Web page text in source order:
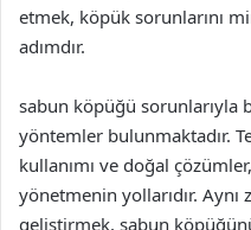
etmek, köpük sorunlarını
adımdır.
sabun köpüğü sorunlarıyla
yöntemler bulunmaktadır.
kullanımı ve doğal
yönetmenin yollarıdır.
geliştirmek, sabun